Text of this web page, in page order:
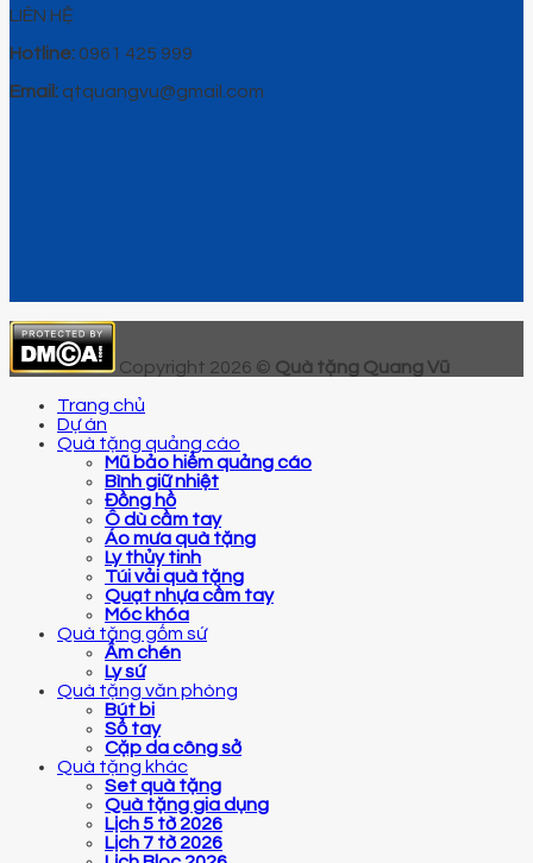
LIÊN HỆ
Hotline: 0961 425 999
Email: qtquangvu@gmail.com
Copyright 2026 © Quà tặng Quang Vũ
Trang chủ
Dự án
Quà tặng quảng cáo
Mũ bảo hiểm quảng cáo
Bình giữ nhiệt
Đồng hồ
Ô dù cầm tay
Áo mưa quà tặng
Ly thủy tinh
Túi vải quà tặng
Quạt nhựa cầm tay
Móc khóa
Quà tặng gốm sứ
Ấm chén
Ly sứ
Quà tặng văn phòng
Bút bi
Sổ tay
Cặp da công sở
Quà tặng khác
Set quà tặng
Quà tặng gia dụng
Lịch 5 tờ 2026
Lịch 7 tờ 2026